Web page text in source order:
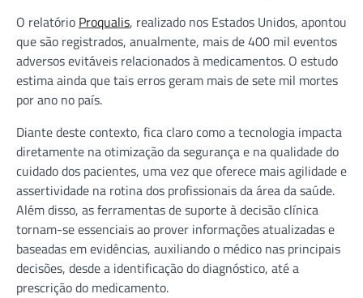
O relatório Proqualis, realizado nos Estados Unidos, apontou
que são registrados, anualmente, mais de 400 mil eventos
adversos evitáveis relacionados à medicamentos. O estudo
estima ainda que tais erros geram mais de sete mil mortes
por ano no país.
Diante deste contexto, fica claro como a tecnologia impacta
diretamente na otimização da segurança e na qualidade do
cuidado dos pacientes, uma vez que oferece mais agilidade e
assertividade na rotina dos profissionais da área da saúde.
Além disso, as ferramentas de suporte à decisão clínica
tornam-se essenciais ao prover informações atualizadas e
baseadas em evidências, auxiliando o médico nas principais
decisões, desde a identificação do diagnóstico, até a
prescrição do medicamento.